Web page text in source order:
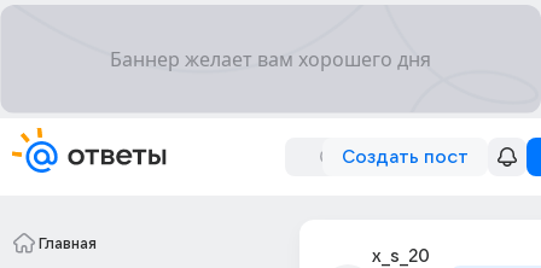
Создать пост
Главная
x_s_20